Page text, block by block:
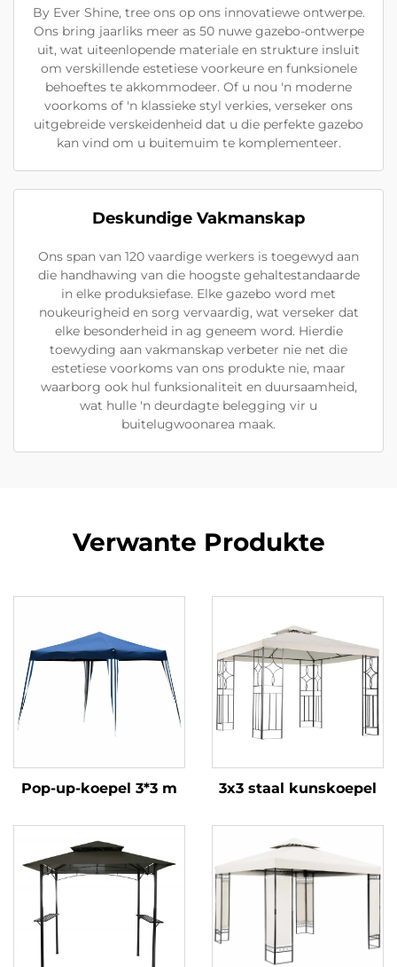
By Ever Shine, tree ons op ons innovatiewe ontwerpe.
Ons bring jaarliks meer as 50 nuwe gazebo-ontwerpe
uit, wat uiteenlopende materiale en strukture insluit
om verskillende estetiese voorkeure en funksionele
behoeftes te akkommodeer. Of u nou 'n moderne
voorkoms of 'n klassieke styl verkies, verseker ons
uitgebreide verskeidenheid dat u die perfekte gazebo
kan vind om u buitemuim te komplementeer.
Deskundige Vakmanskap
Ons span van 120 vaardige werkers is toegewyd aan
die handhawing van die hoogste gehaltestandaarde
in elke produksiefase. Elke gazebo word met
noukeurigheid en sorg vervaardig, wat verseker dat
elke besonderheid in ag geneem word. Hierdie
toewyding aan vakmanskap verbeter nie net die
estetiese voorkoms van ons produkte nie, maar
waarborg ook hul funksionaliteit en duursaamheid,
wat hulle 'n deurdagte belegging vir u
buitelugwoonarea maak.
Verwante Produkte
Pop-up-koepel 3*3 m 3x3 staal kunskoepel